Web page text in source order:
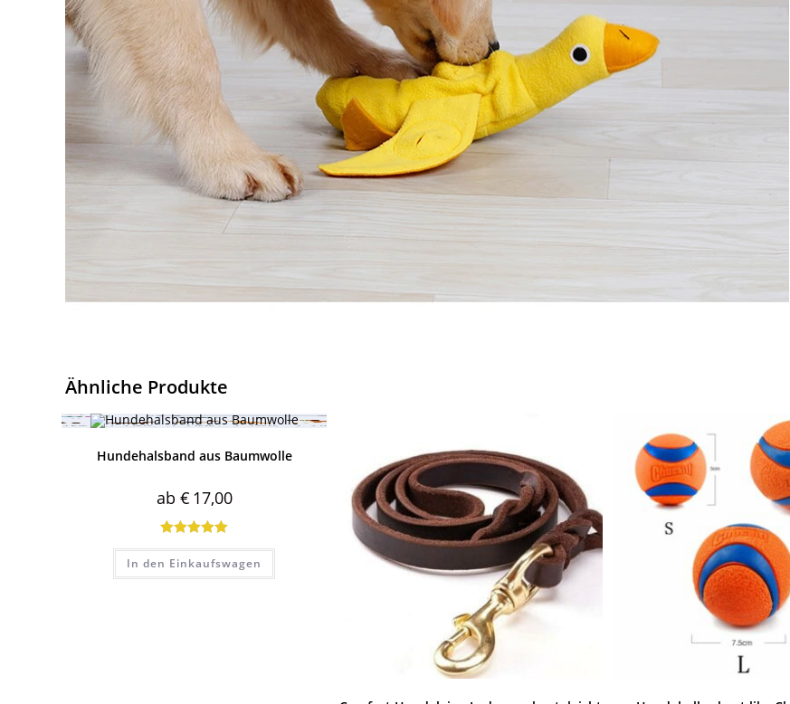
Ähnliche Produkte
Hundehalsband aus Baumwolle
ab € 17,00
Bewertet mit
5.00 von 5
In den Einkaufswagen